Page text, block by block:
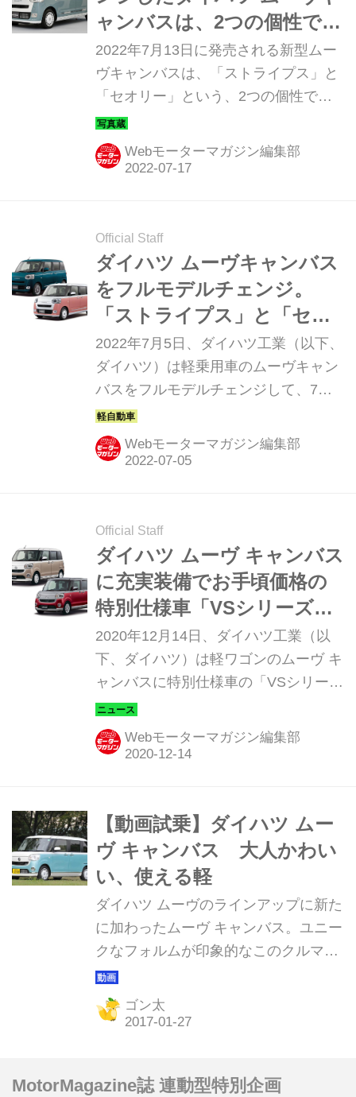
ャンバスは、2つの個性で異
なる世界観を表現
2022年7月13日に発売される新型ムー
ヴキャンバスは、「ストライプス」と
「セオリー」という、2つの個性で展
開する。そのディテールを写真で紹介
しよう。
Webモーターマガジン編集部
Official Staff
ダイハツ ムーヴキャンバス
をフルモデルチェンジ。
「ストライプス」と「セオ
リー」、2つの世界観で展開
2022年7月5日、ダイハツ工業（以下、
ダイハツ）は軽乗用車のムーヴキャン
バスをフルモデルチェンジして、7月
13日から発売する。（タイトル写真
は、左が「セオリー」、右が「ストラ
イプス」）
Webモーターマガジン編集部
Official Staff
ダイハツ ムーヴ キャンバス
に充実装備でお手頃価格の
特別仕様車「VSシリーズ」
を設定
2020年12月14日、ダイハツ工業（以
下、ダイハツ）は軽ワゴンのムーヴ キ
ャンバスに特別仕様車の「VSシリー
ズ」を設定して発売すると発表した。
（タイトル写真は、上がG メイクアッ
プVS SA III、下がG ブラックインテリ
Webモーターマガジン編集部
【動画試乗】ダイハツ ムー
ヴ キャンバス 大人かわい
い、使える軽
ダイハツ ムーヴのラインアップに新た
に加わったムーヴ キャンバス。ユニー
クなフォルムが印象的なこのクルマの
ターゲットは、親と同居する30~40歳
代の娘さんなんだって！
ゴン太
MotorMagazine誌 連動型特別企画